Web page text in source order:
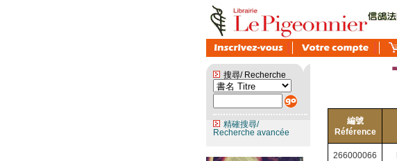
搜尋/ Recherche
精確搜尋/
Recherche avancée
編號
Référence
266000066